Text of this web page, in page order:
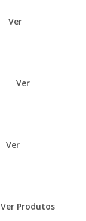
Ver
Ver
Ver
Ver Produtos